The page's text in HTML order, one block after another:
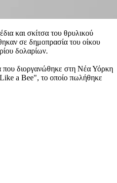
και σκίτσα του θρυλικού
σε δημοπρασία του οίκου
δολαρίων.
που διοργανώθηκε στη Νέα Υόρκη
a Bee", το οποίο πωλήθηκε